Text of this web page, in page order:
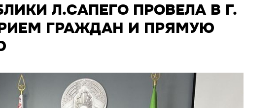
Л.САПЕГО ПРОВЕЛА В Г.
ГРАЖДАН И ПРЯМУЮ